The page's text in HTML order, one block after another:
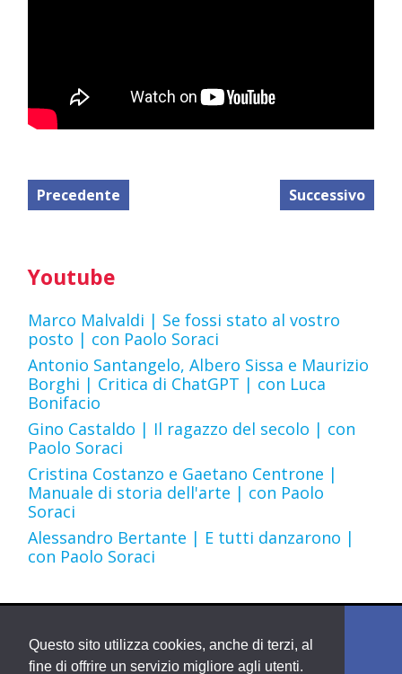
Questo sito utilizza cookies, anche di terzi, al
fine di offrire un servizio migliore agli utenti.
Precedente Successivo
Youtube
Marco Malvaldi | Se fossi stato al vostro
posto | con Paolo Soraci
Antonio Santangelo, Albero Sissa e Maurizio
Borghi | Critica di ChatGPT | con Luca
Bonifacio
Gino Castaldo | Il ragazzo del secolo | con
Paolo Soraci
Cristina Costanzo e Gaetano Centrone |
Manuale di storia dell'arte | con Paolo
Soraci
Alessandro Bertante | E tutti danzarono |
con Paolo Soraci